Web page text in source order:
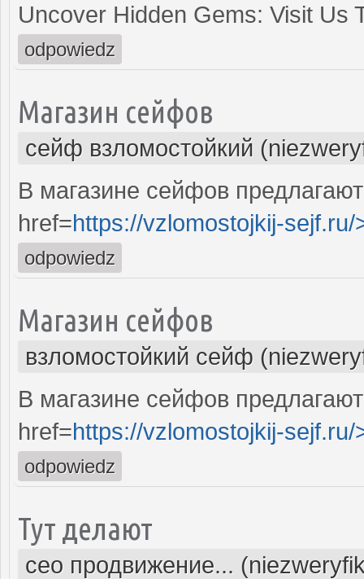
Uncover Hidden Gems: Visit Us
odpowiedz
Магазин сейфов
сейф взломостойкий
В магазине сейфов
href=https://vzlomostojkij-sejf.ru/
odpowiedz
Магазин сейфов
взломостойкий сейф
В магазине сейфов
href=https://vzlomostojkij-sejf.ru/
odpowiedz
Тут делают
сео продвижение...